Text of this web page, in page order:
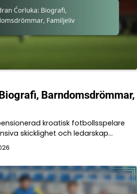
Barndomsdrömmar,
kroatisk fotbollsspelare
skicklighet och ledarskap…